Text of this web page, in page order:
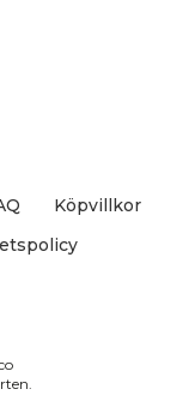
Köpvillkor